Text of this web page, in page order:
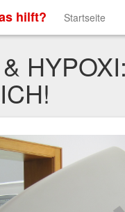
hilft? Startseite